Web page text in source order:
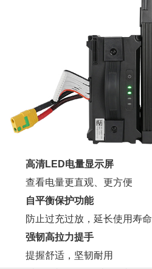
高清LED电量显示屏
查看电量更直观、更方便
自平衡保护功能
防止过充过放，延长使用寿命
强韧高拉力提手
提握舒适，坚韧耐用